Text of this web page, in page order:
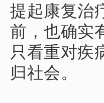
提起康复治
前，也确实
只看重对疾
归社会。